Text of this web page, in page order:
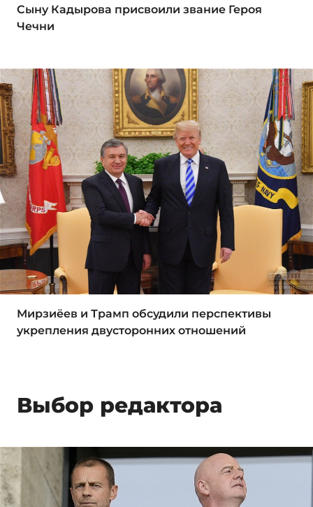
Сыну Кадырова присвоили звание Героя
Чечни
Мирзиёев и Трамп обсудили перспективы
укрепления двусторонних отношений
Выбор редактора